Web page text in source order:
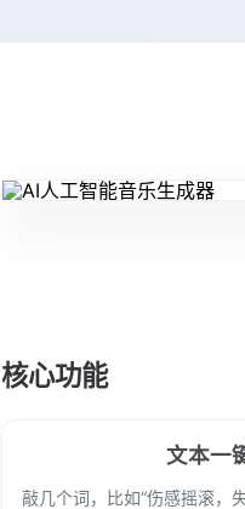
核心功能
文本一
敲几个词，比如“伤感摇滚，